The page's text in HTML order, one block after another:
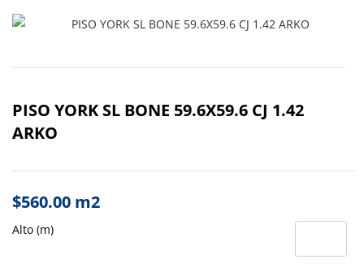
PISO YORK SL BONE 59.6X59.6 CJ 1.42
ARKO
$560.00 m2
Alto (m)